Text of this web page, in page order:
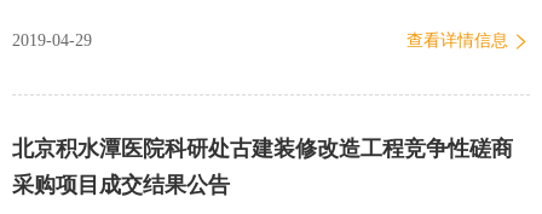
10、请中标公司于公示期结束后3个工作日内前来北京积水潭医院资产
11、依据有关规定，对中标公告有异议的投标供应商，可在中标公告
发布之日起7个工作日内，以书面形式向我部门提出质疑。 北京积水
2019-04-29 查看详情信息
北京积水潭医院科研处古建装修改造工程竞争性磋商
采购项目成交结果公告